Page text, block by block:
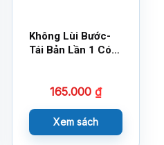
Không Lùi Bước-
Tái Bản Lần 1 Có
165.000 ₫
Xem sách